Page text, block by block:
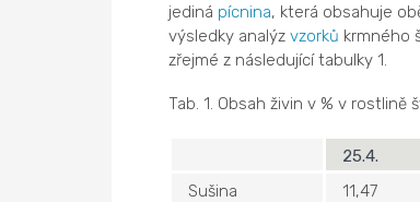
jediná pícnina, která obsahuje
výsledky analýz vzorků krmného
zřejmé z následující tabulky 1.
Tab. 1. Obsah živin v % v
25.4.
Sušina
11,47